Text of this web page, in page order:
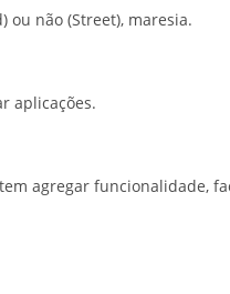
ou não (Street), maresia.
aplicações.
agregar funcionalidade,